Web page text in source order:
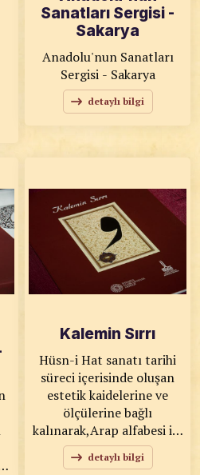
Sanatları Sergisi -
Sakarya
Anadolu'nun Sanatları
Sergisi - Sakarya
detaylı bilgi
Kalemin Sırrı
Hüsn-i Hat sanatı tarihi
süreci içerisinde oluşan
estetik kaidelerine ve
ölçülerine bağlı
kalınarak,Arap alfabesi ile
icra edilen " Güzel yazı
yazma sanatı " olarak
detaylı bilgi